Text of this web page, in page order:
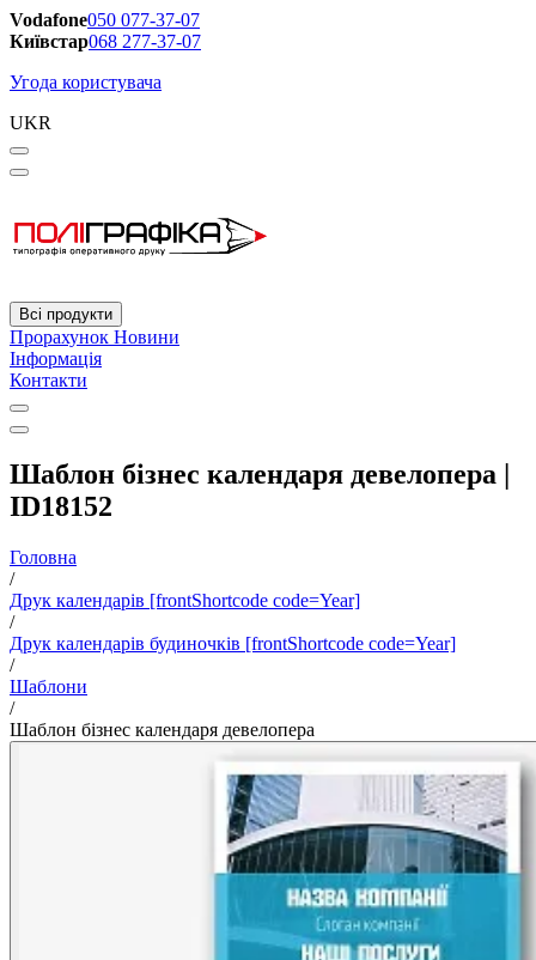
Vodafone050 077-37-07
Київстар068 277-37-07
Угода користувача
UKR
Всі продукти
Прорахунок Новини
Інформація
Контакти
Шаблон бізнес календаря девелопера |
ID18152
Головна
/
Друк календарів [frontShortcode code=Year]
/
Друк календарів будиночків [frontShortcode code=Year]
/
Шаблони
/
Шаблон бізнес календаря девелопера